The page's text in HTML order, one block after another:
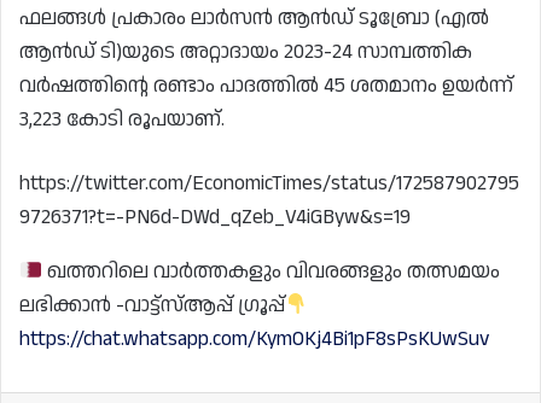
ഫലങ്ങൾ പ്രകാരം ലാർസൻ ആൻഡ് ടൂബ്രോ (എൽ
ആൻഡ് ടി)യുടെ അറ്റാദായം 2023-24 സാമ്പത്തിക
വർഷത്തിന്റെ രണ്ടാം പാദത്തിൽ 45 ശതമാനം ഉയർന്ന്
3,223 കോടി രൂപയാണ്.
https://twitter.com/EconomicTimes/status/172587902795
9726371?t=-PN6d-DWd_qZeb_V4iGByw&s=19
ഖത്തറിലെ വാർത്തകളും വിവരങ്ങളും തത്സമയം
ലഭിക്കാൻ -വാട്ട്സ്ആപ്പ് ഗ്രൂപ്പ്
https://chat.whatsapp.com/KymOKj4Bi1pF8sPsKUwSuv